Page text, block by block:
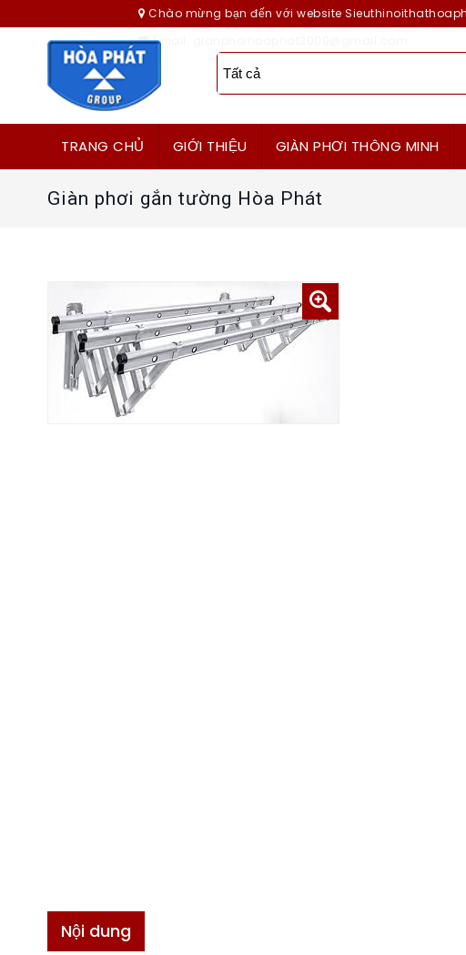
Chào mừng bạn đến với website
Email: gianphoihoaphat2000@gmail.com
TRANG CHỦ GIỚI THIỆU GIÀN PHƠI THÔNG MINH
Giàn phơi gắn tường Hòa Phát
Nội dung